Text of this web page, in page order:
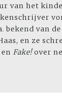
van het
bekend van
en ze
Fake!over